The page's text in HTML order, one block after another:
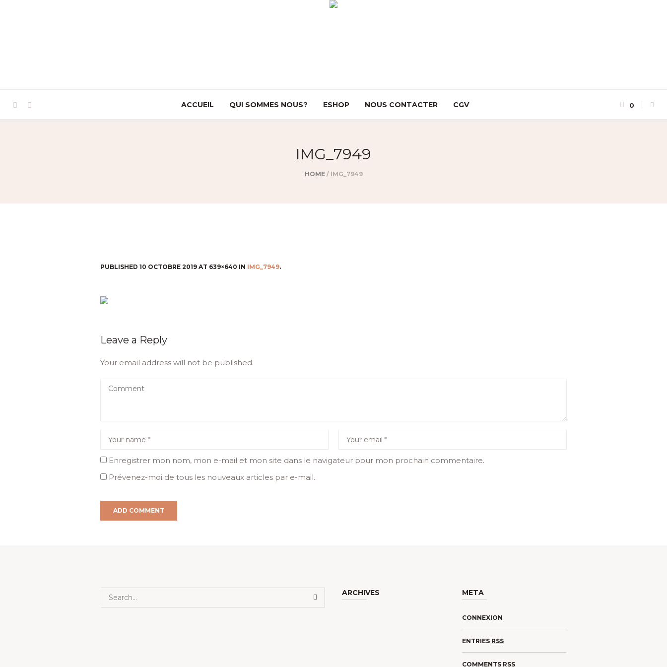
0
ACCUEIL QUI SOMMES NOUS? ESHOP NOUS CONTACTER CGV
IMG_7949
HOME / IMG_7949
PUBLISHED 10 OCTOBRE 2019 AT 639×640 IN IMG_7949.
Leave a Reply
Your email address will not be published.
Enregistrer mon nom, mon e-mail et mon site dans le navigateur pour mon prochain commentaire.
Prévenez-moi de tous les nouveaux articles par e-mail.
ARCHIVES META
CONNEXION
ENTRIES RSS
COMMENTS RSS